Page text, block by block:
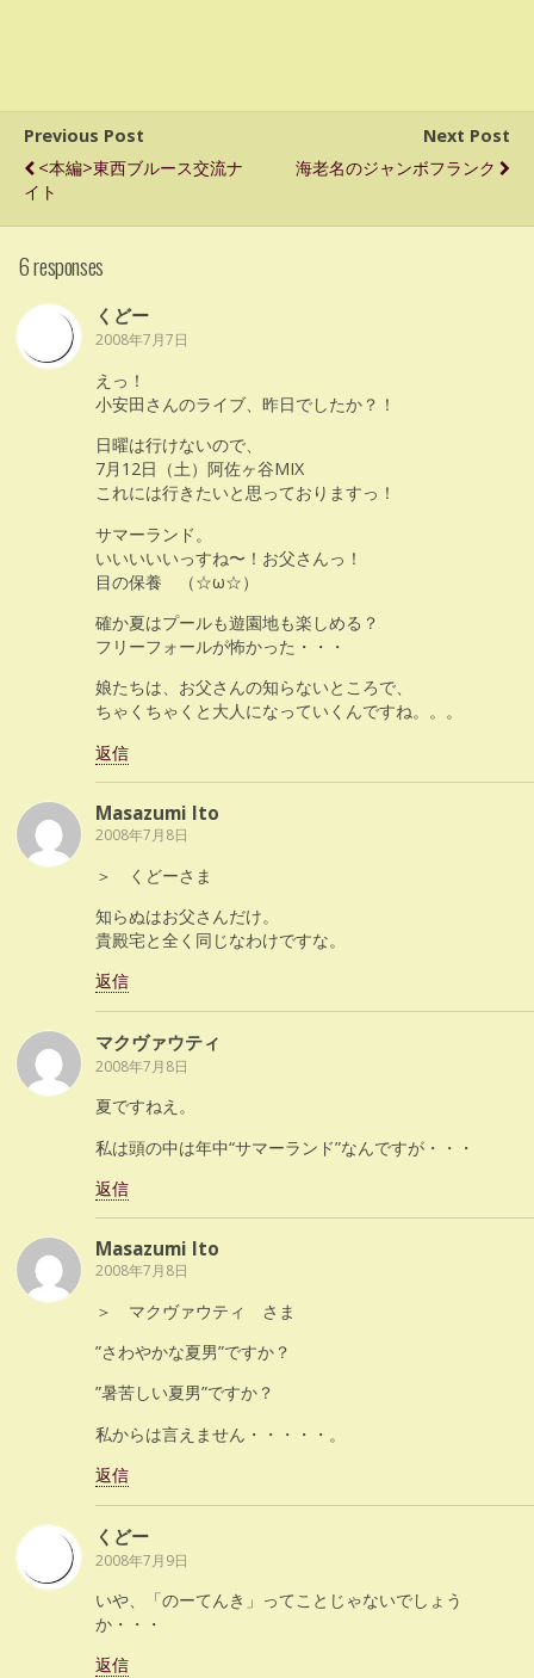
Previous Post
<本編>東西ブルース交流ナ
イト
Next Post
海老名のジャンボフランク
6 responses
くどー
2008年7月7日
えっ！
小安田さんのライブ、昨日でしたか？！
日曜は行けないので、
7月12日（土）阿佐ヶ谷MIX
これには行きたいと思っておりますっ！
サマーランド。
いいいいいっすね〜！お父さんっ！
目の保養 （☆ω☆）
確か夏はプールも遊園地も楽しめる？
フリーフォールが怖かった・・・
娘たちは、お父さんの知らないところで、
ちゃくちゃくと大人になっていくんですね。。。
返信
Masazumi Ito
2008年7月8日
＞ くどーさま
知らぬはお父さんだけ。
貴殿宅と全く同じなわけですな。
返信
マクヴァウティ
2008年7月8日
夏ですねえ。
私は頭の中は年中“サマーランド”なんですが・・・
返信
Masazumi Ito
2008年7月8日
＞ マクヴァウティ さま
”さわやかな夏男”ですか？
”暑苦しい夏男”ですか？
私からは言えません・・・・・。
返信
くどー
2008年7月9日
いや、「のーてんき」ってことじゃないでしょう
か・・・
返信